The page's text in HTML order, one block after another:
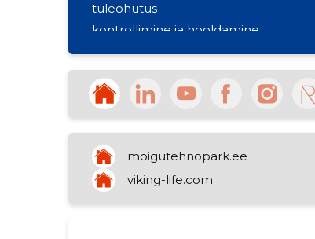
tuleohutus
kontrollimine ja hooldamine
sõiduõpe
kinnisvara rentimine
veondust abistavad tegevusalad
moigutehnopark.ee
viking-life.com